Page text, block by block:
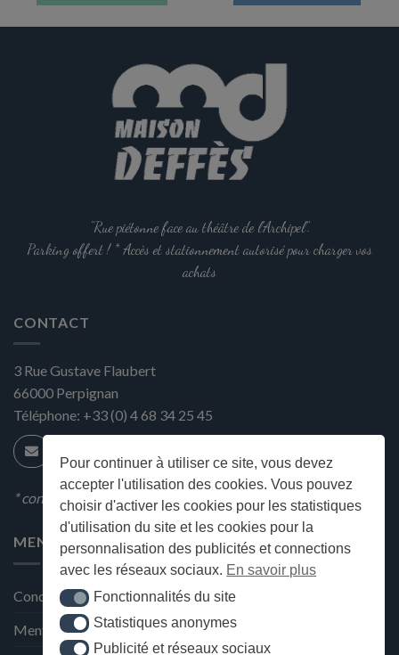
Pour continuer à utiliser ce site, vous devez
accepter l'utilisation des cookies. Vous pouvez
choisir d'activer les cookies pour les statistiques
d'utilisation du site et les cookies pour la
personnalisation des publicités et connections
avec les réseaux sociaux. En savoir plus
Fonctionnalités du site
Fonctionnalités du site
Statistiques anonymes
Statistiques anonymes
Publicité et réseaux sociaux
Publicité et réseaux sociaux
plusieurs
variations.
Les
options
peuvent
être
choisies
la
page
du
"Rue piétonne face au théâtre de l'Archipel".
Parking offert ! * Accès et stationnement autorisé pour charger vos
achats
CONTACT
3 Rue Gustave Flaubert
66000 Perpignan
Téléphone: +33 (0) 4 68 34 25 45
* condition en magasin
MENU
Conditions générales de ventes
Mentions Légales et Politique de confidentialité